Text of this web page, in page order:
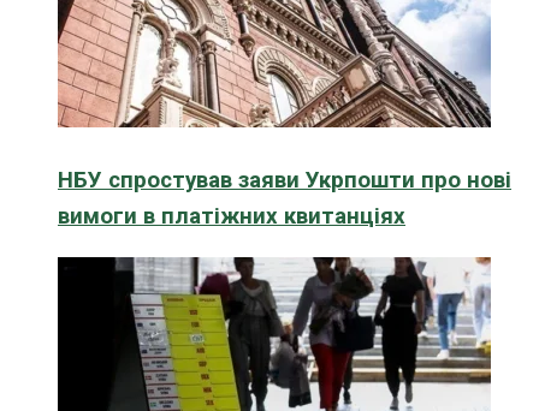
НБУ спростував заяви Укрпошти про нові
вимоги в платіжних квитанціях